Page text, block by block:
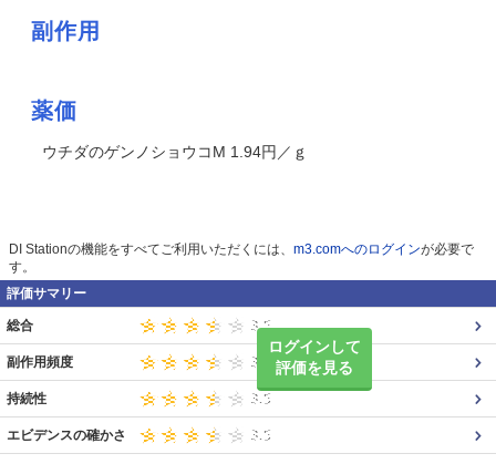
副作用
薬価
ウチダのゲンノショウコM 1.94円／ｇ
DI Stationの機能をすべてご利用いただくには、 m3.comへのログインが必要で
す。
評価サマリー
ログインして
評価を見る
総合
副作用頻度
持続性
エビデンスの確かさ